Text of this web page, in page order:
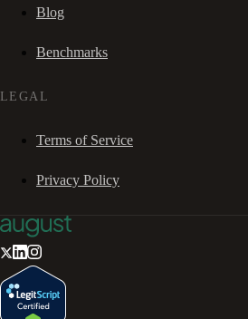
Blog
Benchmarks
LEGAL
Terms of Service
Privacy Policy